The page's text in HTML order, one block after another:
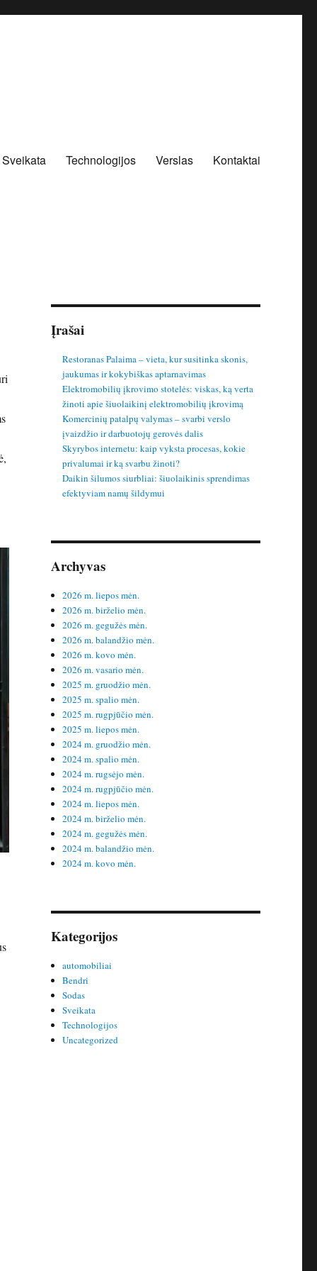
Sveikata Technologijos Verslas Kontaktai
Įrašai
Restoranas Palaima – vieta, kur susitinka skonis,
jaukumas ir kokybiškas aptarnavimas
Elektromobilių įkrovimo stotelės: viskas, ką verta
žinoti apie šiuolaikinį elektromobilių įkrovimą
Komercinių patalpų valymas – svarbi verslo
įvaizdžio ir darbuotojų gerovės dalis
Skyrybos internetu: kaip vyksta procesas, kokie
privalumai ir ką svarbu žinoti?
Daikin šilumos siurbliai: šiuolaikinis sprendimas
efektyviam namų šildymui
Archyvas
2026 m. liepos mėn.
2026 m. birželio mėn.
2026 m. gegužės mėn.
2026 m. balandžio mėn.
2026 m. kovo mėn.
2026 m. vasario mėn.
2025 m. gruodžio mėn.
2025 m. spalio mėn.
2025 m. rugpjūčio mėn.
2025 m. liepos mėn.
2024 m. gruodžio mėn.
2024 m. spalio mėn.
2024 m. rugsėjo mėn.
2024 m. rugpjūčio mėn.
2024 m. liepos mėn.
2024 m. birželio mėn.
2024 m. gegužės mėn.
2024 m. balandžio mėn.
2024 m. kovo mėn.
Kategorijos
automobiliai
Bendri
Sodas
Sveikata
Technologijos
Uncategorized